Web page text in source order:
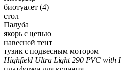
биотуалет (4)
стол
Палуба
якорь с цепью
навесной тент
тузик с подвесным мотором
Highfield Ultra Light 290 PVC with